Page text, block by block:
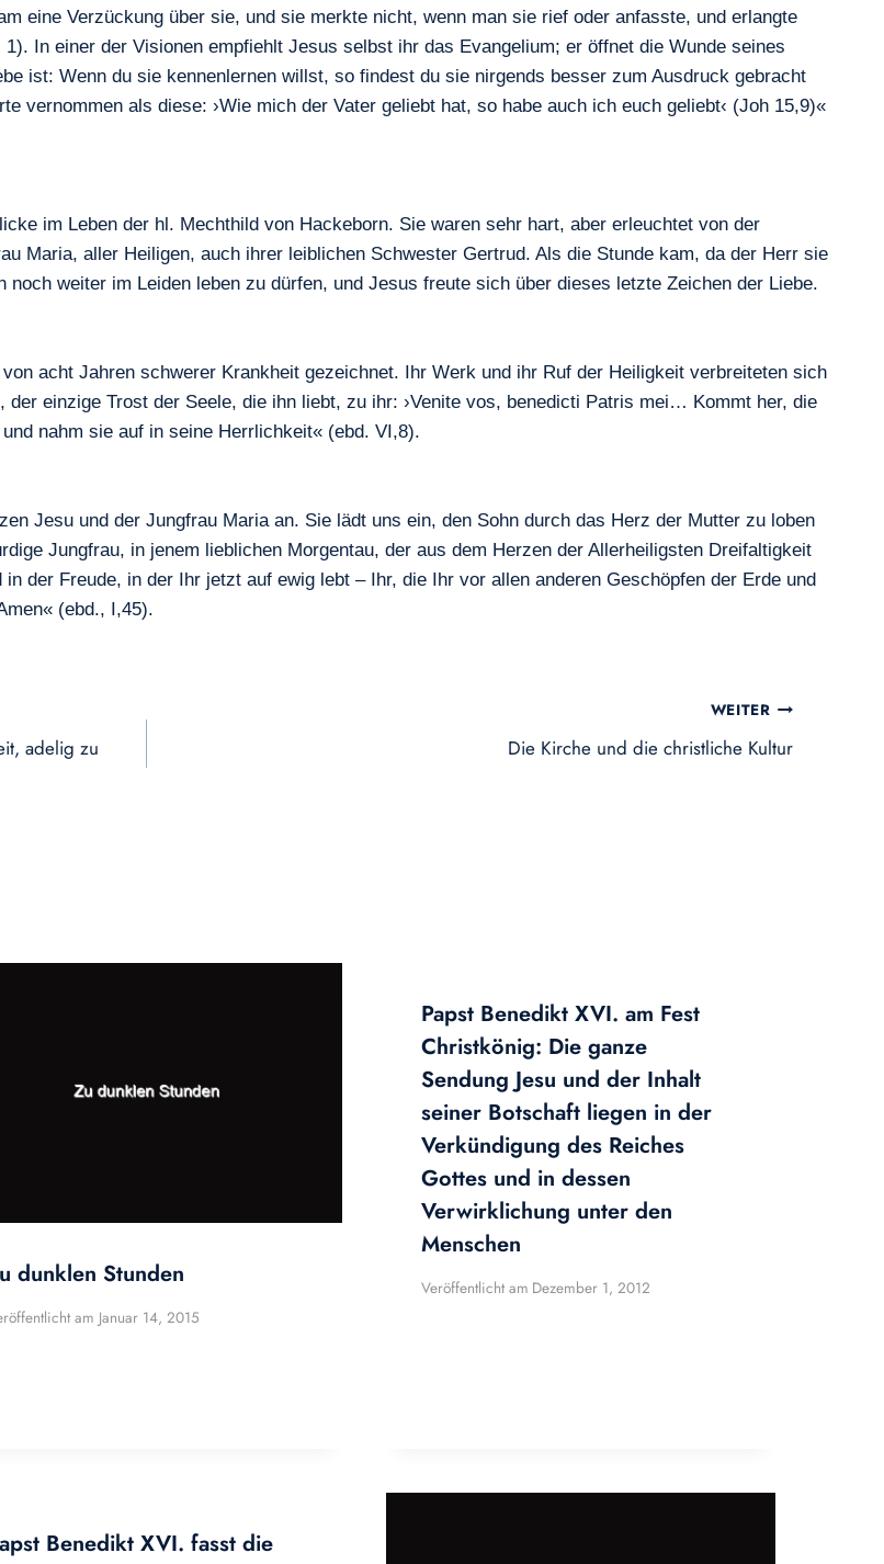
eine Verzückung über sie, und sie merkte nicht, wenn man sie rief oder anfasste, und erlangte
In einer der Visionen empfiehlt Jesus selbst ihr das Evangelium; er öffnet die Wunde seines
ist: Wenn du sie kennenlernen willst, so findest du sie nirgends besser zum Ausdruck gebracht
vernommen als diese: ›Wie mich der Vater geliebt hat, so habe auch ich euch geliebt‹ (Joh 15,9)«
im Leben der hl. Mechthild von Hackeborn. Sie waren sehr hart, aber erleuchtet von der
Maria, aller Heiligen, auch ihrer leiblichen Schwester Gertrud. Als die Stunde kam, da der Herr sie
weiter im Leiden leben zu dürfen, und Jesus freute sich über dieses letzte Zeichen der Liebe.
acht Jahren schwerer Krankheit gezeichnet. Ihr Werk und ihr Ruf der Heiligkeit verbreiteten sich
einzige Trost der Seele, die ihn liebt, zu ihr: ›Venite vos, benedicti Patris mei… Kommt her, die
nahm sie auf in seine Herrlichkeit« (ebd. VI,8).
Jesu und der Jungfrau Maria an. Sie lädt uns ein, den Sohn durch das Herz der Mutter zu loben
Jungfrau, in jenem lieblichen Morgentau, der aus dem Herzen der Allerheiligsten Dreifaltigkeit
der Freude, in der Ihr jetzt auf ewig lebt – Ihr, die Ihr vor allen anderen Geschöpfen der Erde und
(ebd., I,45).
adelig zu
WEITER
Die Kirche und die christliche Kultur
dunklen Stunden
am Januar 14, 2015
Papst Benedikt XVI. am Fest
Christkönig: Die ganze
Sendung Jesu und der Inhalt
seiner Botschaft liegen in der
Verkündigung des Reiches
Gottes und in dessen
Verwirklichung unter den
Menschen
Veröffentlicht am Dezember 1, 2012
Benedikt XVI. fasst die